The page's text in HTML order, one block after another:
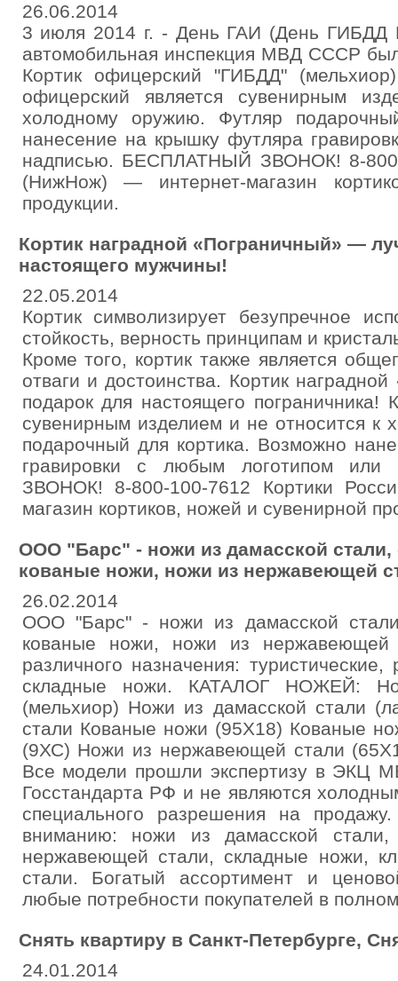
26.06.2014
3 июля 2014 г. - День ГАИ (День ГИБДД
автомобильная инспекция МВД СССР
Кортик офицерский "ГИБДД"
офицерский является сувенирным
холодному оружию. Футляр
нанесение на крышку футляра
надписью. БЕСПЛАТНЫЙ ЗВОНОК! 8-800-
(НижНож) — интернет-магазин
продукции.
Кортик наградной «Пограничный» —
настоящего мужчины!
22.05.2014
Кортик символизирует безупречное
стойкость, верность принципам и
Кроме того, кортик также является
отваги и достоинства. Кортик
подарок для настоящего пограничника!
сувенирным изделием и не относится к
подарочный для кортика. Возможно
гравировки с любым логотипом
ЗВОНОК! 8-800-100-7612 Кортики
магазин кортиков, ножей и сувенирной
ООО "Барс" - ножи из дамасской
кованые ножи, ножи из нержавеющей
26.02.2014
ООО "Барс" - ножи из дамасской
кованые ножи, ножи из
различного назначения:
складные ножи. КАТАЛОГ НОЖЕЙ:
(мельхиор) Ножи из дамасской стали
стали Кованые ножи (95Х18) Кованые
(9ХС) Ножи из нержавеющей стали
Все модели прошли экспертизу в ЭКЦ
Госстандарта РФ и не являются
специального разрешения на
вниманию: ножи из дамасской
нержавеющей стали, складные ножи,
стали. Богатый ассортимент и
любые потребности покупателей в
Снять квартиру в Санкт-Петербурге,
24.01.2014